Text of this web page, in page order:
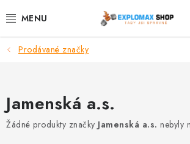
na
%AKCE
Prodávané značky
Jamenská a.s.
Žádné produkty značky Jamenská a.s. nebyly